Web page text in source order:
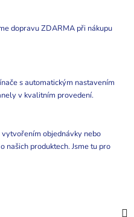
dopravu ZDARMA při nákupu
s automatickým nastavením
v kvalitním provedení.
objednávky nebo
našich produktech. Jsme tu pro